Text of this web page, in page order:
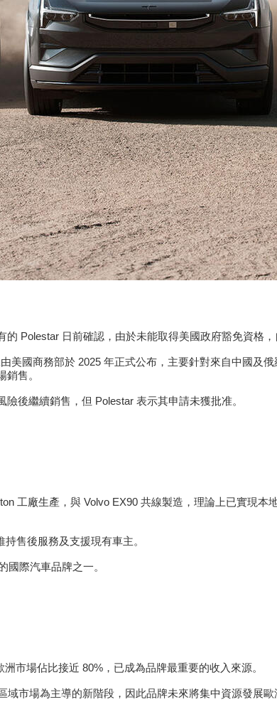
Polestar 日前確認，由於未能取得美國政府豁免資格
美國商務部於 2025 年正式公布，主要針對來自中國及
售。
後繼續銷售，但 Polestar 表示其申請未獲批准。
工廠生產，與 Volvo EX90 共線製造，理論上已實現
售後服務及支援現有車主。
國際汽車品牌之一。
市場佔比接近 80%，已成為品牌最重要的收入來源。
市場為主導的新階段，因此品牌未來將集中資源發展